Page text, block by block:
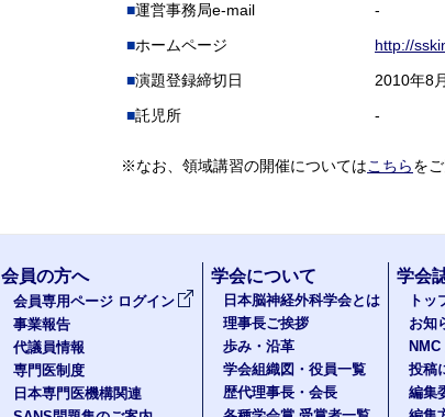
運営事務局e-mail
-
ホームページ
http://
演題登録締切日
2010年8
託児所
-
※なお、領域講習の開催についてはこちらを
会員の方へ
会員専用ページ ログイン
事業報告
代議員情報
専門医制度
日本専門医機構関連
学会について
日本脳神経外科学会とは
理事長ご挨拶
歩み・沿革
学会組織図・役員一覧
歴代理事長・会長
学会
トッ
お知
投稿
編集